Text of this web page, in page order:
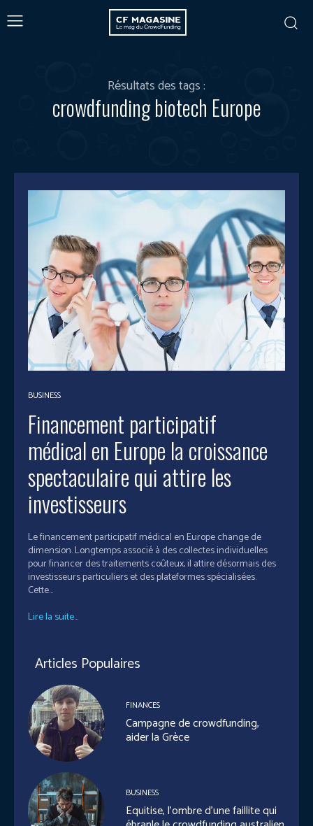
Résultats des tags :
crowdfunding biotech Europe
BUSINESS
Financement participatif
médical en Europe la croissance
spectaculaire qui attire les
investisseurs
Le financement participatif médical en Europe change de
dimension. Longtemps associé à des collectes individuelles
pour financer des traitements coûteux, il attire désormais des
investisseurs particuliers et des plateformes spécialisées.
Cette...
Lire la suite...
Articles Populaires
FINANCES
Campagne de crowdfunding,
aider la Grèce
BUSINESS
Equitise, l’ombre d’une faillite qui